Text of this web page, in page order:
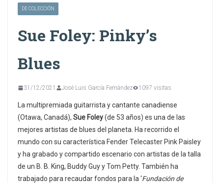
DE COLECCIÓN
Sue Foley: Pinky’s
Blues
31/12/2021 José Luis García Fernández 1097 visitas
La multipremiada guitarrista y cantante canadiense
(Otawa, Canadá), Sue Foley(de 53 años) es una de las
mejores artistas de blues del planeta. Ha recorrido el
mundo con su característica Fender Telecaster Pink Paisley
y ha grabado y compartido escenario con artistas de la talla
de un B. B. King, Buddy Guy y Tom Petty. También ha
trabajado para recaudar fondos para la ‘Fundación de